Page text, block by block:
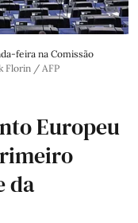
feira na Comissão
Florin / AFP
Europeu
da